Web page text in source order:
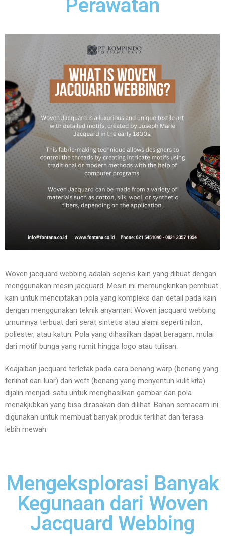
Perawatan
Woven jacquard webbing adalah sejenis kain yang dibuat dengan
menggunakan mesin jacquard. Mesin ini memungkinkan pembuat
kain untuk menciptakan pola yang kompleks dan detail pada kain
dengan menggunakan teknik anyaman. Woven jacquard webbing
umumnya terbuat dari serat sintetis atau alami seperti nilon,
poliester, atau katun. Pola yang dihasilkan dapat beragam, mulai
dari motif bunga yang rumit hingga logo atau tulisan.
Keajaiban jacquard terletak pada cara benang warp (benang yang
terlihat dari luar) dan weft (benang yang menyentuh kulit kita)
dijalin menjadi satu untuk menghasilkan gambar dan pola
menakjubkan yang bisa dirasakan dan dilihat. Bahan semacam ini
digunakan untuk membuat banyak produk terlihat dan terasa
lebih mewah.
Mengeksplorasi Banyak
Kegunaan dari Woven
Jacquard Webbing